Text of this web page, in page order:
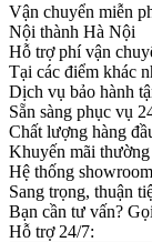
Vận chuyển miễn
Nội thành Hà Nội
Hỗ trợ phí vận
Tại các điểm khác
Dịch vụ bảo hành
Sẵn sàng phục vụ
Chất lượng hàng
Khuyến mãi
Hệ thống showroom
Sang trọng, thuận
Bạn cần tư vấn?
Hỗ trợ 24/7: